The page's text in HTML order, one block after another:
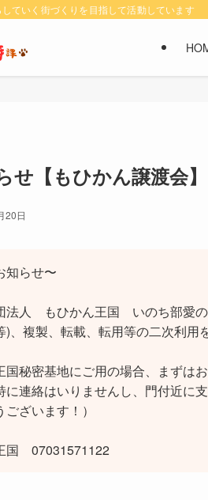
ていく街づくりを目指して活動しています
せ【もひかん譲渡会】
20日
知らせ〜
法人 もひかん王国 いのち部愛
)、複製、転載、転用等の二次利用
国秘密基地にご用の場合、まずは
に連絡はいりませんし、門付近に
ざいます！）
国 07031571122